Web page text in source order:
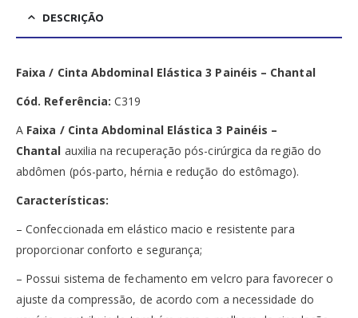
DESCRIÇÃO
Faixa / Cinta Abdominal Elástica 3 Painéis – Chantal
Cód. Referência: C319
A Faixa / Cinta Abdominal Elástica 3 Painéis –
Chantal auxilia na recuperação pós-cirúrgica da região do
abdômen (pós-parto, hérnia e redução do estômago).
Características:
– Confeccionada em elástico macio e resistente para
proporcionar conforto e segurança;
– Possui sistema de fechamento em velcro para favorecer o
ajuste da compressão, de acordo com a necessidade do